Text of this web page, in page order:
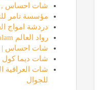
شات احساس ,
مؤسسة تامر
دردشة امواج
رواد العالم rowadel-3alam
شات احساس |
شات ديما كول
شات العراقية
للجوال